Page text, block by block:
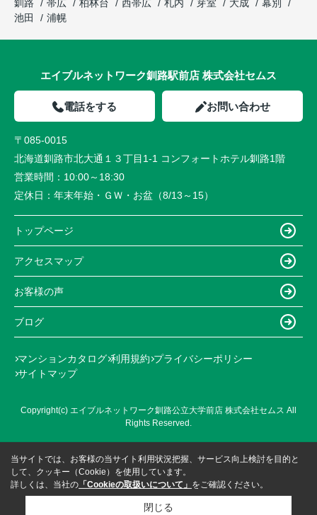
釧路
帯広 柏林台 西帯広 札内 芽室 大成
幕別
池田
浦幌
エイブルネットワーク釧路駅前店 株式会社セムス
電話をする お問い合わせ
〒085-0015
北海道釧路市北大通１３丁目1-1 コンフォートホテル釧路1階
営業時間： 10:00～18:30
定休日： 年末年始・ＧＷ・お盆（8/13～15）
トップページ
アクセスマップ
お客様の声
ブログ
マンションカタログ 利用規約 プライバシーポリシー
サイトマップ
Copyright(c) エイブルネットワーク釧路公立大学前店 株式会社セムス All
Rights Reserved.
当サイトでは、お客様の当サイト利用状況把握、サービス向上検討を目的と
して、クッキー（Cookie）を使用しています。
詳しくは、当社の 「Cookieの取扱いについて」 をご確認ください。
閉じる